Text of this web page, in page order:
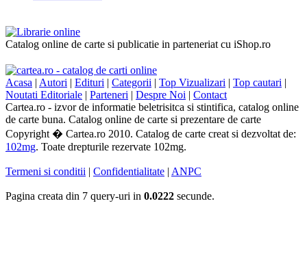
Catalog online de carte si publicatie in parteneriat cu iShop.ro
Acasa | Autori | Edituri | Categorii | Top Vizualizari | Top cautari |
Noutati Editoriale | Parteneri | Despre Noi | Contact
Cartea.ro - izvor de informatie beletrisitca si stintifica, catalog online
de carte buna. Catalog online de carte si prezentare de carte
Copyright � Cartea.ro 2010. Catalog de carte creat si dezvoltat de:
102mg. Toate drepturile rezervate 102mg.
Termeni si conditii | Confidentialitate | ANPC
Pagina creata din 7 query-uri in 0.0222 secunde.